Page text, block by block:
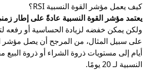
كيف يعمل مؤشر القوة النسبية RSI؟
يعتمد مؤشر القوة النسبية عادةً على إطار زمني مدته
ولكن يمكن خفضه لزيادة الحساسية أو رفعه
أيام إلى مستويات ذروة الشراء أو ذروة البيع
النسبية لـ 20 يومًا.